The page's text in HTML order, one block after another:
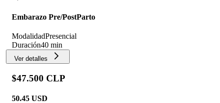
Embarazo Pre/PostParto
ModalidadPresencial
Duración40 min
Ver detalles
$47.500 CLP
50.45 USD